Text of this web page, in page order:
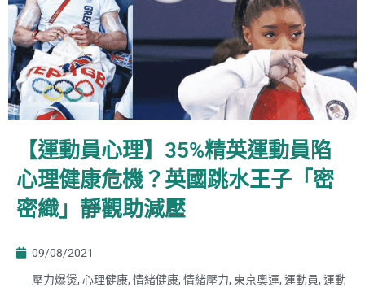
【運動員心理】35%精英運動員陷
心理健康危機？英國跳水王子「密
密織」靜觀助減壓
09/08/2021
壓力爆煲, 心理健康, 情緒健康, 情緒壓力, 東京奧運, 運動員, 運動